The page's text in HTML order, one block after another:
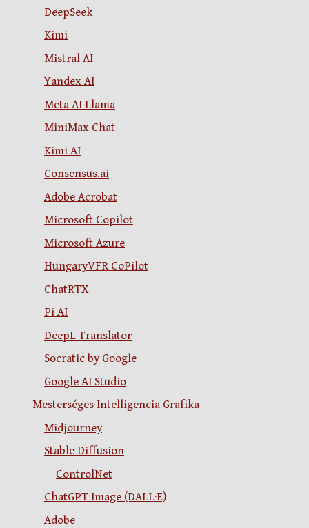
DeepSeek
Kimi
Mistral AI
Yandex AI
Meta AI Llama
MiniMax Chat
Kimi AI
Consensus.ai
Adobe Acrobat
Microsoft Copilot
Microsoft Azure
HungaryVFR CoPilot
ChatRTX
Pi AI
DeepL Translator
Socratic by Google
Google AI Studio
Mesterséges Intelligencia Grafika
Midjourney
Stable Diffusion
ControlNet
ChatGPT Image (DALL·E)
Adobe